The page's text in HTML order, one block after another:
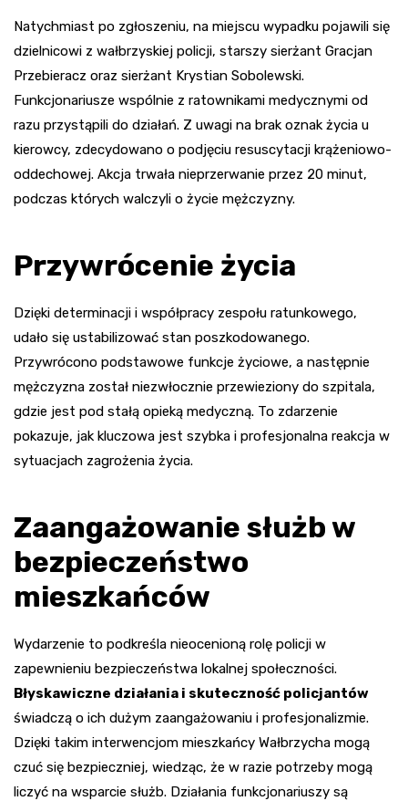
Natychmiast po zgłoszeniu, na miejscu wypadku pojawili się
dzielnicowi z wałbrzyskiej policji, starszy sierżant Gracjan
Przebieracz oraz sierżant Krystian Sobolewski.
Funkcjonariusze wspólnie z ratownikami medycznymi od
razu przystąpili do działań. Z uwagi na brak oznak życia u
kierowcy, zdecydowano o podjęciu resuscytacji krążeniowo-
oddechowej. Akcja trwała nieprzerwanie przez 20 minut,
podczas których walczyli o życie mężczyzny.
Przywrócenie życia
Dzięki determinacji i współpracy zespołu ratunkowego,
udało się ustabilizować stan poszkodowanego.
Przywrócono podstawowe funkcje życiowe, a następnie
mężczyzna został niezwłocznie przewieziony do szpitala,
gdzie jest pod stałą opieką medyczną. To zdarzenie
pokazuje, jak kluczowa jest szybka i profesjonalna reakcja w
sytuacjach zagrożenia życia.
Zaangażowanie służb w
bezpieczeństwo
mieszkańców
Wydarzenie to podkreśla nieocenioną rolę policji w
zapewnieniu bezpieczeństwa lokalnej społeczności.
Błyskawiczne działania i skuteczność policjantów
świadczą o ich dużym zaangażowaniu i profesjonalizmie.
Dzięki takim interwencjom mieszkańcy Wałbrzycha mogą
czuć się bezpieczniej, wiedząc, że w razie potrzeby mogą
liczyć na wsparcie służb. Działania funkcjonariuszy są